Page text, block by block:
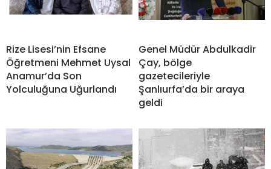
Rize Lisesi’nin Efsane
Öğretmeni Mehmet Uysal
Anamur’da Son
Yolculuğuna Uğurlandı
Genel Müdür Abdulkadir
Çay, bölge
gazetecileriyle
Şanlıurfa’da bir araya
geldi